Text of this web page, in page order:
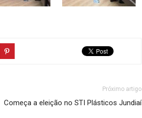
Próximo artigo
Começa a eleição no STI Plásticos Jundiaí